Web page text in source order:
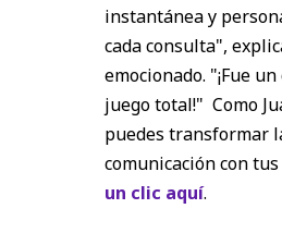
instantánea y
cada consulta",
emocionado. "¡Fue
juego total!" Como
puedes transformar
comunicación con
un clic aquí.